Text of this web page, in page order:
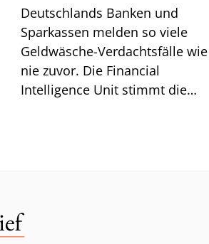
Deutschlands Banken und
Sparkassen melden so viele
Geldwäsche-Verdachtsfälle wie
nie zuvor. Die Financial
Intelligence Unit stimmt die